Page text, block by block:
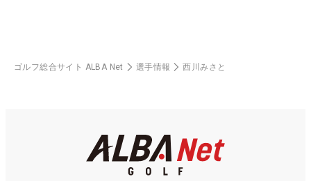
ゴルフ総合サイト ALBA Net 選手情報 西川みさと